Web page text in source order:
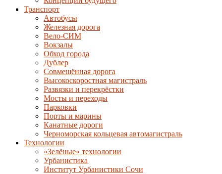
Транспорт
Автобусы
Железная дорога
Вело-СИМ
Вокзалы
Обход города
Дублер
Совмещённая дорога
Высокоскоростная магистраль
Развязки и перекрёстки
Мосты и переходы
Парковки
Порты и марины
Канатные дороги
Черноморская кольцевая автомагистраль
Технологии
«Зелёные» технологии
Урбанистика
Институт Урбанистики Сочи